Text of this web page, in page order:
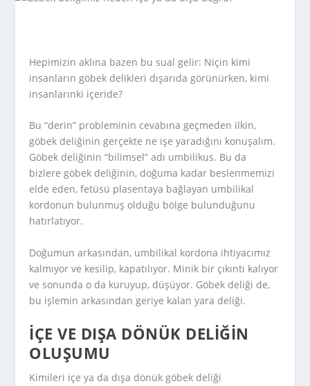
Hepimizin aklına bazen bu sual gelir: Niçin kimi
insanların göbek delikleri dışarıda görünürken, kimi
insanlarınki içeride?
Bu “derin” probleminin cevabına geçmeden ilkin,
göbek deliğinin gerçekte ne işe yaradığını konuşalım.
Göbek deliğinin “bilimsel” adı umbilikus. Bu da
bizlere göbek deliğinin, doğuma kadar beslenmemizi
elde eden, fetüsü plasentaya bağlayan umbilikal
kordonun bulunmuş olduğu bölge bulunduğunu
hatırlatıyor.
Doğumun arkasından, umbilikal kordona ihtiyacımız
kalmıyor ve kesilip, kapatılıyor. Minik bir çıkıntı kalıyor
ve sonunda o da kuruyup, düşüyor. Göbek deliği de,
bu işlemin arkasından geriye kalan yara deliği.
İÇE VE DIŞA DÖNÜK DELIĞIN
OLUŞUMU
Kimileri içe ya da dışa dönük göbek deliği